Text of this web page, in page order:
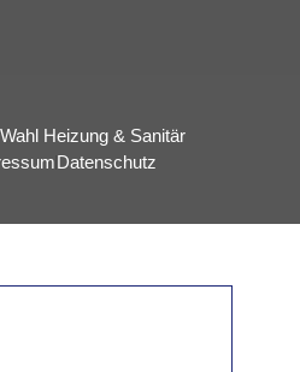
Heizung & Sanitär
Datenschutz